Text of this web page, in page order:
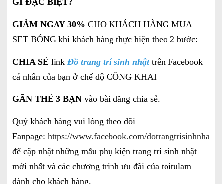
GIẢM NGAY 30% CHO KHÁCH HÀNG MUA
SET BÓNG khi khách hàng thực hiện theo 2 bước:
CHIA SẺ link Đồ trang trí sinh nhậttrên Facebook
cá nhân của bạn ở chế độ CÔNG KHAI
GẮN THẺ 3 BẠN vào bài đăng chia sẻ.
Quý khách hàng vui lòng theo dõi
Fanpage: https://www.facebook.com/
để cập nhật những mẫu phụ kiện trang trí sinh nhật
mới nhất và các chương trình ưu đãi của toitulam
dành cho khách hàng.